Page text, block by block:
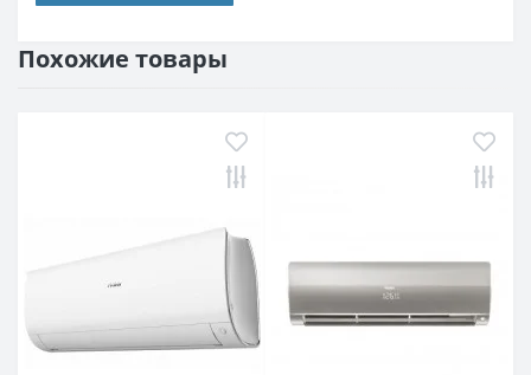
Похожие товары